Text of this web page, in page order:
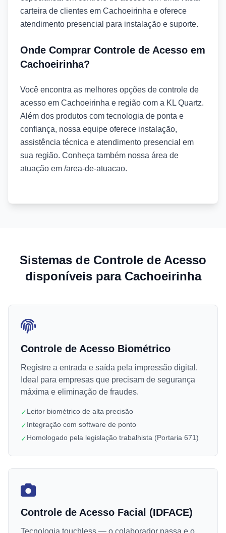
carteira de clientes em Cachoeirinha e oferece
atendimento presencial para instalação e suporte.
Onde Comprar Controle de Acesso em
Cachoeirinha?
Você encontra as melhores opções de controle de
acesso em Cachoeirinha e região com a KL Quartz.
Além dos produtos com tecnologia de ponta e
confiança, nossa equipe oferece instalação,
assistência técnica e atendimento presencial em
sua região. Conheça também nossa área de
atuação em /area-de-atuacao.
Sistemas de Controle de Acesso
disponíveis para Cachoeirinha
Controle de Acesso Biométrico
Registre a entrada e saída pela impressão digital.
Ideal para empresas que precisam de segurança
máxima e eliminação de fraudes.
✓Leitor biométrico de alta precisão
✓Integração com software de ponto
✓Homologado pela legislação trabalhista (Portaria 671)
Controle de Acesso Facial (IDFACE)
Tecnologia touchless — o colaborador passa e o